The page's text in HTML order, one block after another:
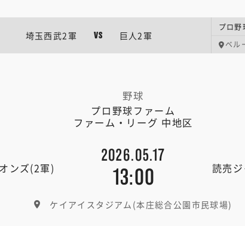
埼玉西武2軍 VS 巨人2軍
ベル
野球
プロ野球ファーム
ファーム・リーグ 中地区
ンズ(2軍)
2026.05.17
13:00 読売
ケイアイスタジアム(本庄総合公園市民球場)